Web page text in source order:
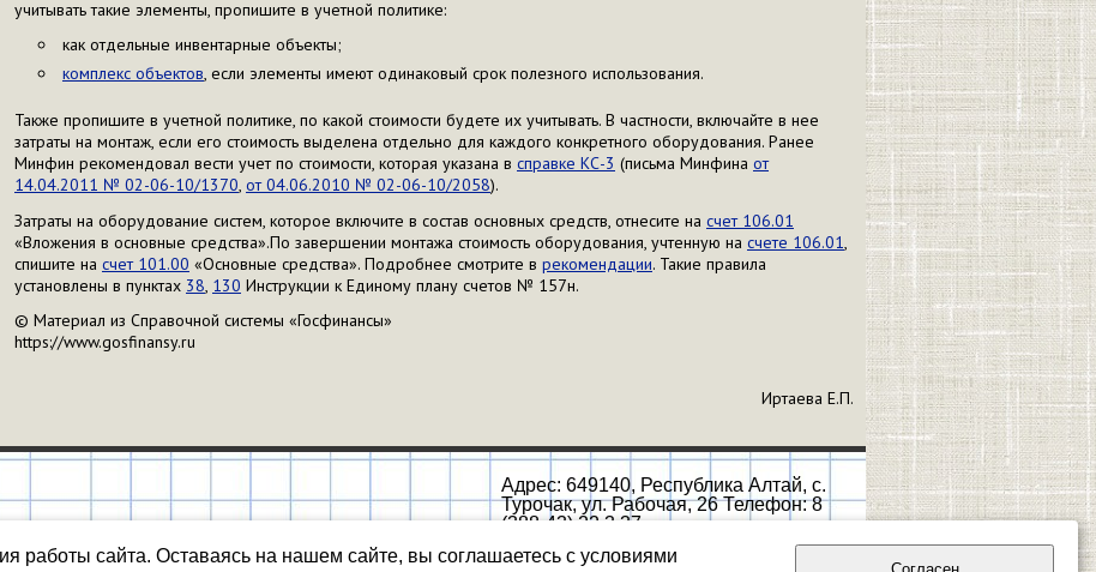
учитывать такие элементы, пропишите в учетной политике:
как отдельные инвентарные объекты;
комплекс объектов, если элементы имеют одинаковый срок полезного использования.
Также пропишите в учетной политике, по какой стоимости будете их учитывать. В частности, включайте в нее
затраты на монтаж, если его стоимость выделена отдельно для каждого конкретного оборудования. Ранее
Минфин рекомендовал вести учет по стоимости, которая указана в справке КС-3 (письма Минфина от
14.04.2011 № 02-06-10/1370, от 04.06.2010 № 02-06-10/2058).
Затраты на оборудование систем, которое включите в состав основных средств, отнесите на счет 106.01
«Вложения в основные средства».По завершении монтажа стоимость оборудования, учтенную на счете 106.01,
спишите на счет 101.00 «Основные средства». Подробнее смотрите в рекомендации. Такие правила
установлены в пунктах 38, 130 Инструкции к Единому плану счетов № 157н.
© Материал из Справочной системы «Госфинансы»
https://www.gosfinansy.ru
Иртаева Е.П.
Адрес: 649140, Республика Алтай, с.
Турочак, ул. Рабочая, 26 Телефон: 8
(388-43) 22 3 37
работы сайта. Оставаясь на нашем сайте, вы соглашаетесь с условиями
Согласен